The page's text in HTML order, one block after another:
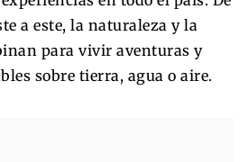
a este, la naturaleza y la
para vivir aventuras y
sobre tierra, agua o aire.